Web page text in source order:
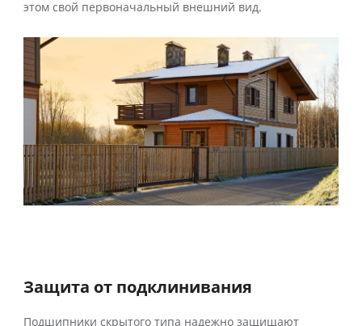
этом свой первоначальный внешний вид.
Защита от подклинивания